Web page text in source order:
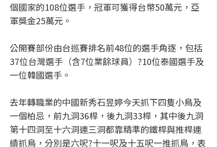
個國家的108位選手，冠軍可獲得台幣50萬元，亞
軍獎金25萬元。
公開賽部份由台巡賽排名前48位的選手角逐，包括
37位台灣選手（含7位業餘球員）?10位泰國選手及
一位韓國選手。
去年轉職業的中國新秀石昱婷今天抓下四隻小鳥及
一個柏忌，前九洞36桿，後九洞33桿，其中後九洞
第十四洞至十六洞連三洞都靠精準的鐵桿與推桿連
績抓鳥，分別是六呎?十一呎及十五呎一推抓鳥，表